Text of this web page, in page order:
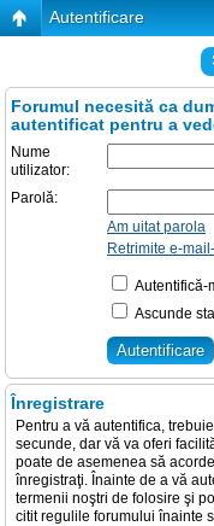
Autentificare
Forumul necesită ca
autentificat pentru a
Nume
utilizator:
Parolă:
Am uitat parola
Retrimite e-
Autentifică-
Ascunde
Înregistrare
Pentru a vă autentifica,
secunde, dar vă va oferi
poate de asemenea să
înregistraţi. Înainte de a vă
termenii noştri de folosire şi
citit regulile forumului înainte